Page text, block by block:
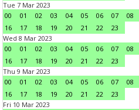
Tue 7 Mar 2023
00
01 02 03 04 05 06 07 08
16
17 18 19 20 21 22
23
Wed 8 Mar 2023
00
01 02 03 04 05 06 07 08
16
17 18 19 20 21 22
23
Thu 9 Mar 2023
00
01 02 03 04 05 06 07 08
16
17 18 19 20 21 22
23
Fri 10 Mar 2023